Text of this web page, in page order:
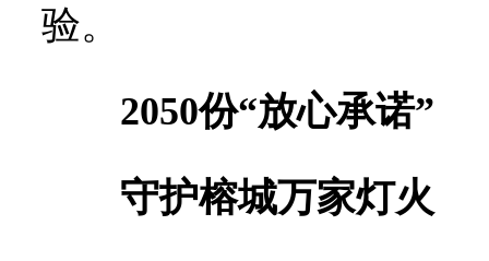
验。
2050份“放心承诺”
守护榕城万家灯火